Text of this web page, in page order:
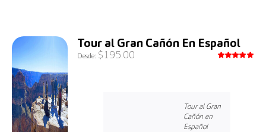
Tour al Gran Cañón En Español
Desde: $195.00
Tour al Gran
Cañón en
Español